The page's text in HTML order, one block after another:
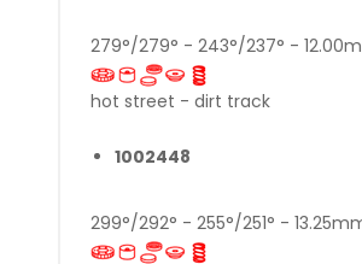
279°/279° - 243°/237° -
hot street - dirt track
1002448
299°/292° - 255°/251° -